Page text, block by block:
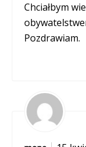
Chciałbym
Pozdrawiam.